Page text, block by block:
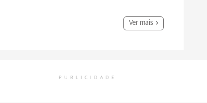
Ver mais
PUBLICIDADE